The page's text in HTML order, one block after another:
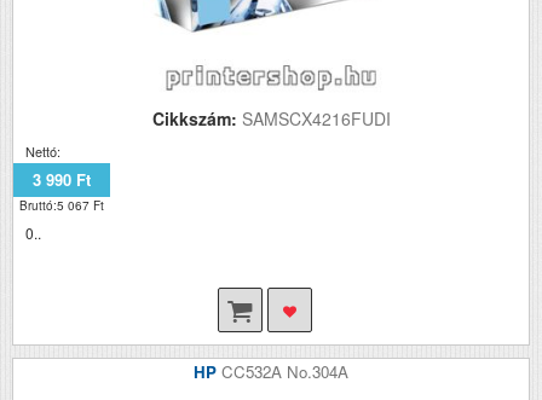
Cikkszám: SAMSCX4216FUDI
Nettó:
3 990 Ft
Bruttó:5 067 Ft
0..
HP CC532A No.304A